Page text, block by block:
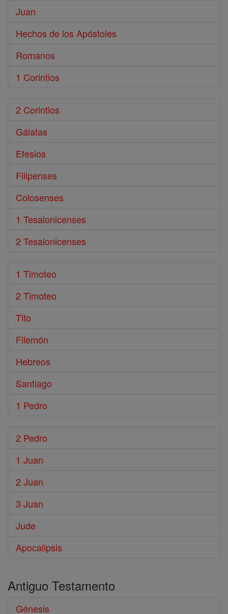
Juan
Hechos de los Apóstoles
Romanos
1 Corintios
2 Corintios
Gálatas
Efesios
Filipenses
Colosenses
1 Tesalonicenses
2 Tesalonicenses
1 Timoteo
2 Timoteo
Tito
Filemón
Hebreos
Santiago
1 Pedro
2 Pedro
1 Juan
2 Juan
3 Juan
Jude
Apocalipsis
Antiguo Testamento
Génesis